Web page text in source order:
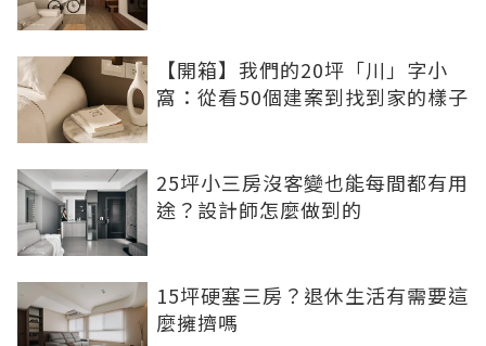
【開箱】我們的20坪「川」字小
窩：從看50個建案到找到家的樣子
25坪小三房沒客變也能每間都有用
途？設計師怎麼做到的
15坪硬塞三房？退休生活有需要這
麼擁擠嗎